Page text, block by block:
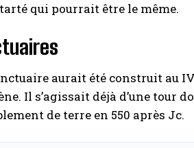
qui pourrait être le même.
aurait été construit au
Il s’agissait déjà d’une tour
de terre en 550 après Jc.